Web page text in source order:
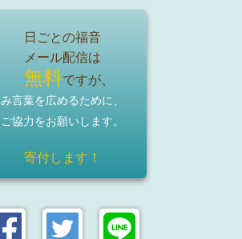
日ごとの福音
メール配信は
無料ですが、
み言葉を広めるために、
ご協力をお願いします。
寄付します！